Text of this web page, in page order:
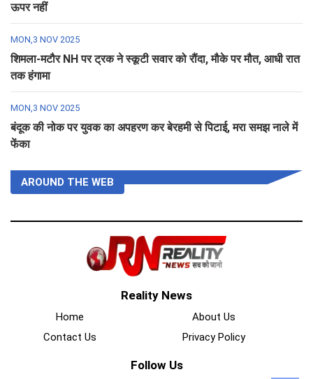
ऊपर नहीं
MON,3 NOV 2025
शिमला-मटौर NH पर ट्रक ने स्कूटी सवार को रौंदा, मौके पर मौत, आधी रात
तक हंगामा
MON,3 NOV 2025
बंदूक की नोक पर युवक का अपहरण कर बेरहमी से पिटाई, मरा समझ नाले में
फेंका
AROUND THE WEB
Reality News
Home
About Us
Contact Us
Privacy Policy
Follow Us